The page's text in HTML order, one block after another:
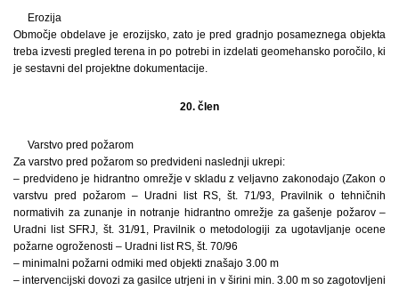
Erozija
Območje obdelave je erozijsko, zato je pred gradnjo posameznega objekta
treba izvesti pregled terena in po potrebi in izdelati geomehansko poročilo, ki
je sestavni del projektne dokumentacije.
20. člen
Varstvo pred požarom
Za varstvo pred požarom so predvideni naslednji ukrepi:
– predvideno je hidrantno omrežje v skladu z veljavno zakonodajo (Zakon o
varstvu pred požarom – Uradni list RS, št. 71/93, Pravilnik o tehničnih
normativih za zunanje in notranje hidrantno omrežje za gašenje požarov –
Uradni list SFRJ, št. 31/91, Pravilnik o metodologiji za ugotavljanje ocene
požarne ogroženosti – Uradni list RS, št. 70/96
– minimalni požarni odmiki med objekti znašajo 3.00 m
– intervencijski dovozi za gasilce utrjeni in v širini min. 3.00 m so zagotovljeni